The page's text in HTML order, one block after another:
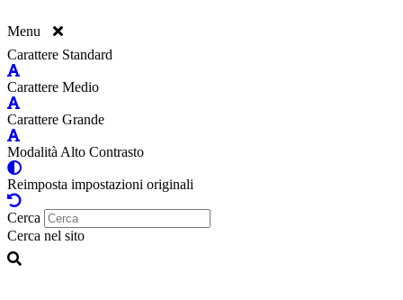
Menu
Carattere Standard
Carattere Medio
Carattere Grande
Modalità Alto Contrasto
Reimposta impostazioni originali
Cerca
Cerca nel sito